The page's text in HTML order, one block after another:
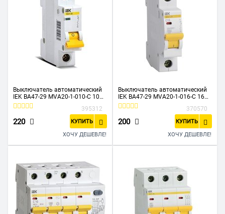
Выключатель автоматический
IEK ВА47-29 MVA20-1-010-C 10A
тип C 4.5kA 1П 230/400В 1мод
395312
220 КУПИТЬ
ХОЧУ ДЕШЕВЛЕ!
Выключатель автоматический
IEK ВА47-29 MVA20-1-016-C 16A
тип C 4.5kA 1П 230/400В 1мод
370570
200 КУПИТЬ
ХОЧУ ДЕШЕВЛЕ!